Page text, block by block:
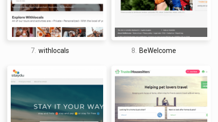
7. withlocals 8. BeWelcome